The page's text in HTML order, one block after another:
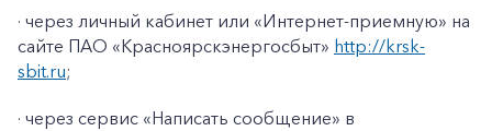
· через личный кабинет или «Интернет-приемную» на
сайте ПАО «Красноярскэнергосбыт» http://krsk-
sbit.ru;
· через сервис «Написать сообщение» в